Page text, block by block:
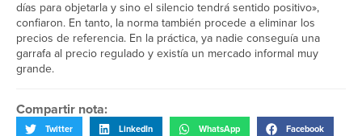
días para objetarla y sino el silencio tendrá sentido positivo»,
confiaron. En tanto, la norma también procede a eliminar los
precios de referencia. En la práctica, ya nadie conseguía una
garrafa al precio regulado y existía un mercado informal muy
grande.
Compartir nota:
Twitter LinkedIn WhatsApp Facebook